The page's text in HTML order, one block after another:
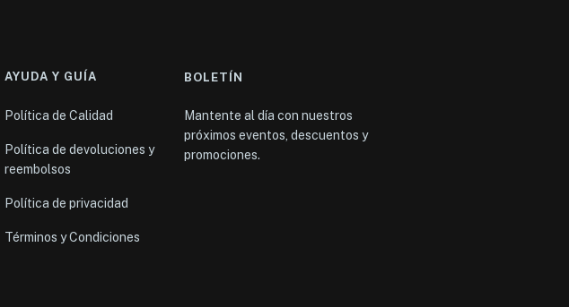
AYUDA Y GUÍA
Política de Calidad
Política de devoluciones y
reembolsos
Política de privacidad
Términos y Condiciones
BOLETÍN
Mantente al día con nuestros
próximos eventos, descuentos y
promociones.